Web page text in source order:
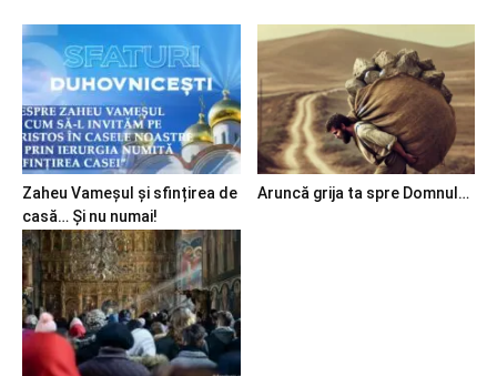
Zaheu Vameșul și sfințirea de
casă… Și nu numai!
Aruncă grija ta spre Domnul…